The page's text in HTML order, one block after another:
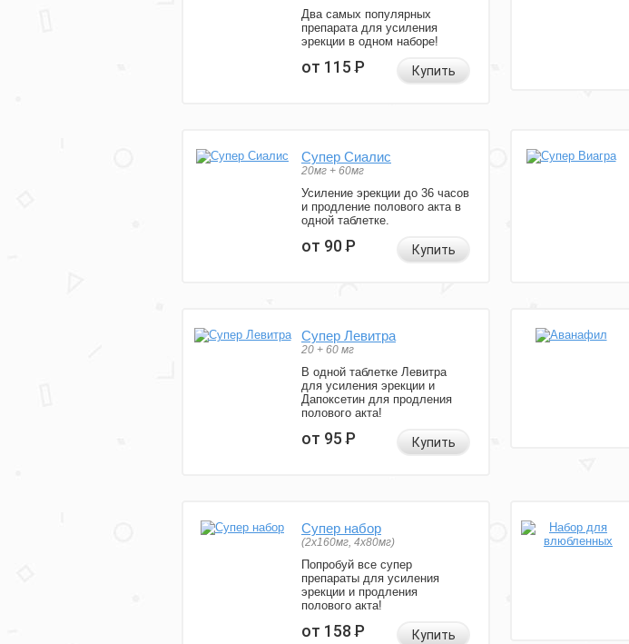
Два самых популярных
препарата для усиления
эрекции в одном наборе!
от 115Р Купить
Супер Сиалис
20мг + 60мг
Усиление эрекции до 36 часов
и продление полового акта в
одной таблетке.
от 90Р Купить
Супер Левитра
20 + 60 мг
В одной таблетке Левитра
для усиления эрекции и
Дапоксетин для продления
полового акта!
от 95Р Купить
Супер набор
(2х160мг, 4х80мг)
Попробуй все супер
препараты для усиления
эрекции и продления
полового акта!
от 158Р Купить